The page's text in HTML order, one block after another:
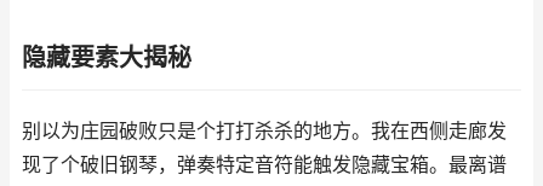
隐藏要素大揭秘
别以为庄园破败只是个打打杀杀的地方。我在西侧走廊发
现了个破旧钢琴，弹奏特定音符能触发隐藏宝箱。最离谱